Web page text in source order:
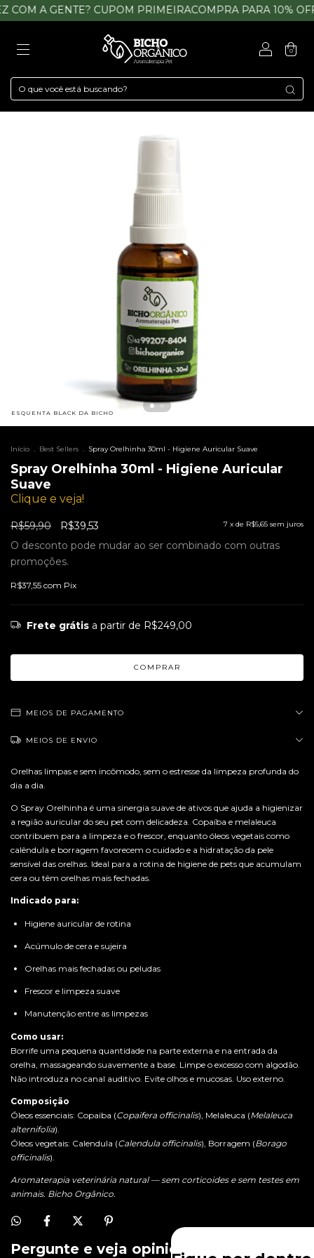
A GENTE? CUPOM PRIMEIRACOMPRA PARA 10% OFF
0
ESQUENTA BLACK DA BICHO
Início . Best Sellers . Spray Orelhinha 30ml - Higiene Auricular Suave
Spray Orelhinha 30ml - Higiene Auricular
Suave
Clique e veja!
R$59,90 R$39,53 7 x de R$5,65 sem juros
O desconto pode mudar ao ser combinado com outras
promoções.
R$37,55 com Pix
Frete grátis a partir de R$249,00
MEIOS DE PAGAMENTO
MEIOS DE ENVIO
Orelhas limpas e sem incômodo, sem o estresse da limpeza profunda do
dia a dia.
O Spray Orelhinha é uma sinergia suave de ativos que ajuda a higienizar
a região auricular do seu pet com delicadeza. Copaíba e melaleuca
contribuem para a limpeza e o frescor, enquanto óleos vegetais como
calêndula e borragem favorecem o cuidado e a hidratação da pele
sensível das orelhas. Ideal para a rotina de higiene de pets que acumulam
cera ou têm orelhas mais fechadas.
Indicado para:
Higiene auricular de rotina
Acúmulo de cera e sujeira
Orelhas mais fechadas ou peludas
Frescor e limpeza suave
Manutenção entre as limpezas
Como usar:
Borrife uma pequena quantidade na parte externa e na entrada da
orelha, massageando suavemente a base. Limpe o excesso com algodão.
Não introduza no canal auditivo. Evite olhos e mucosas. Uso externo.
Composição
Óleos essenciais: Copaiba (Copaifera officinalis), Melaleuca (Melaleuca
alternifolia).
Óleos vegetais: Calendula (Calendula officinalis), Borragem (Borago
officinalis).
Aromaterapia veterinária natural — sem corticoides e sem testes em
animais. Bicho Orgânico.
Pergunte e veja opiniões de quem já